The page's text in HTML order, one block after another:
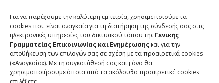
Για να παρέχουμε την καλύτερη εμπειρία, χρησιμοποιούμε τα
cookies που είναι αναγκαία για τη διατήρηση της σύνδεσής σας στις
ηλεκτρονικές υπηρεσίες του δικτυακού τόπου της Γενικής
Γραμματείας Επικοινωνίας και Ενημέρωσης και για την
αποθήκευση των επιλογών σας σε σχέση με τα προαιρετικά cookies
(«Αναγκαία»). Με τη συγκατάθεσή σας και μόνο θα
χρησιμοποιήσουμε όποια από τα ακόλουθα προαιρετικά cookies
επιλέξετε.
ΕΠΙΚΟΙΝΩΝΙΑ